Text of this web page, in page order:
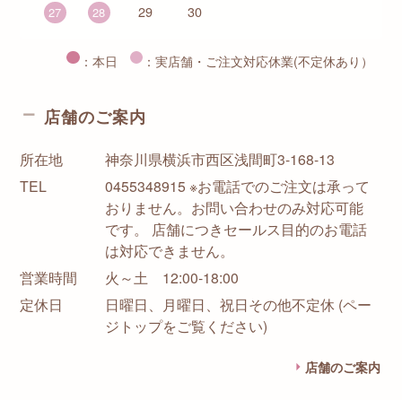
27 28 29 30
：本日 ：実店舗・ご注文対応休業(不定休あり）
店舗のご案内
所在地
神奈川県横浜市西区浅間町3-168-13
TEL
0455348915 ※お電話でのご注文は承って
おりません。お問い合わせのみ対応可能
です。 店舗につきセールス目的のお電話
は対応できません。
営業時間
火～土 12:00-18:00
定休日
日曜日、月曜日、祝日その他不定休 (ペー
ジトップをご覧ください)
店舗のご案内